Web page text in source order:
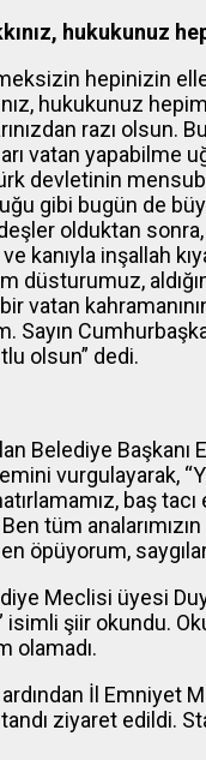
hukukunuz
hepinizin
hukukunuz
razı olsun.
vatan
devletinin
gibi bugün de
olduktan
kanıyla inşallah
vatan
olsun” dedi.
Belediye
vurgulayarak,
baş
tüm
öpüyorum,
Meclisi üyesi
şiir okundu.
olamadı.
İl Emniyet
ziyaret edildi.